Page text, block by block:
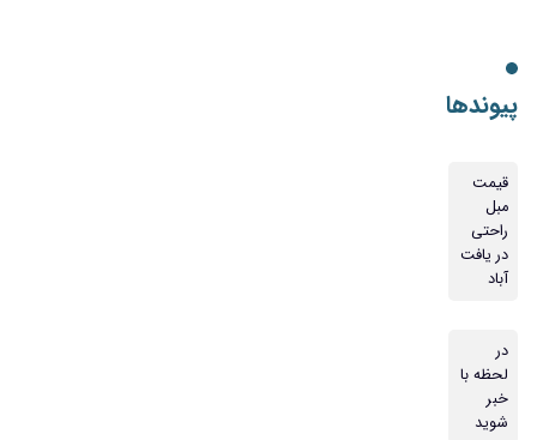
پیوندها
قیمت
مبل
راحتی
در یافت
آباد
در
لحظه با
خبر
شوید